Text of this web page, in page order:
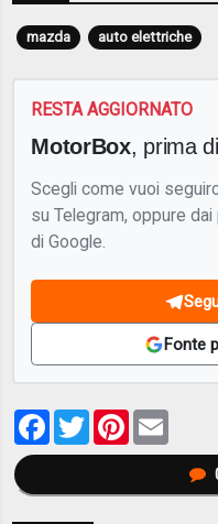
mazda auto elettriche
RESTA AGGIORNATO
MotorBox, prima
Scegli come vuoi
su Telegram, oppure
di Google.
Fonte
Facebook
TwitterPinterest